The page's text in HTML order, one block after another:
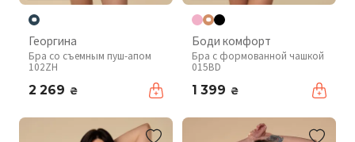
Георгина
Бра со съемным пуш-апом
102ZH
2 269 ₴
Боди комфорт
Бра с формованной чашкой
015BD
1 399 ₴